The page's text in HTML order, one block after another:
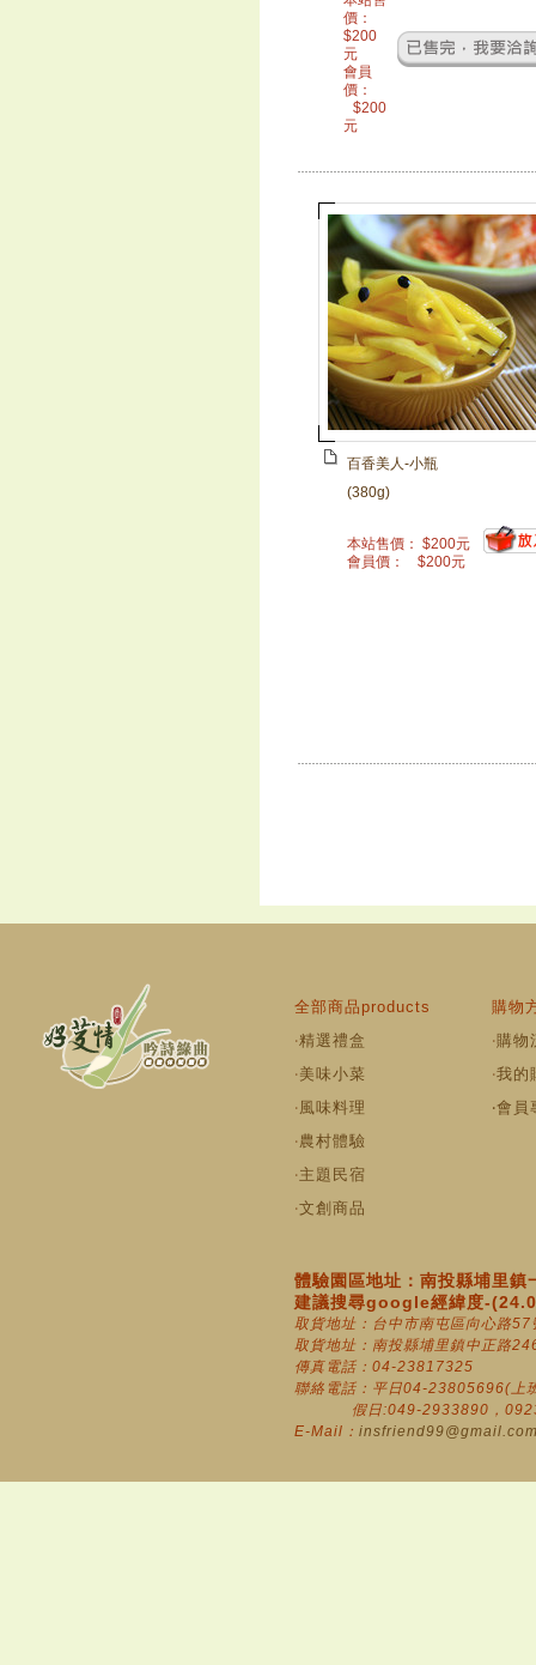
價：
$200
元
會員
價：
$200
元
百香美人-小瓶
(380g)
本站售價： $200元
會員價：
$200元
全部商品products
購物
‧精選禮盒
‧美味小菜
‧風味料理
‧農村體驗
‧主題民宿
‧文創商品
‧購物
‧我的
‧會員
體驗園區地址：南投縣埔里
建議搜尋google經緯度-
取貨地址：台中市南屯區向心路57
取貨地址：南投縣埔里鎮中正路
傳真電話：04-23817325
聯絡電話：平日04-23805696(
假日:049-2933890，0923-
E-Mail：